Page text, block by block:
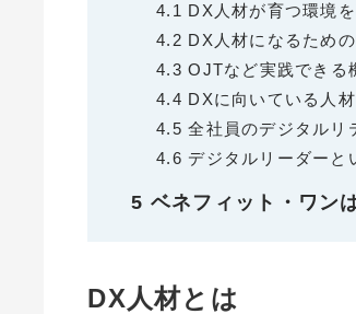
4.1 DX人材が育つ環境
4.2 DX人材になるため
4.3 OJTなど実践できる
4.4 DXに向いている人
4.5 全社員のデジタルリ
4.6 デジタルリーダーと
5 ベネフィット・ワン
DX人材とは